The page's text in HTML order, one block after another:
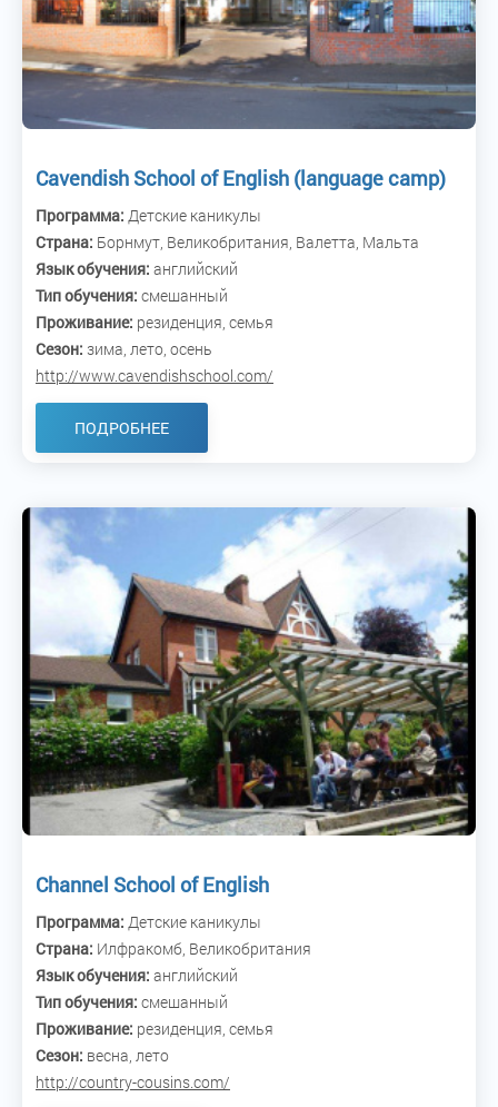
Cavendish School of English (language camp)
Программа: Детские каникулы
Страна: Борнмут, Великобритания, Валетта, Мальта
Язык обучения: английский
Тип обучения: смешанный
Проживание: резиденция, семья
Сезон: зима, лето, осень
http://www.cavendishschool.com/
ПОДРОБНЕЕ
Channel School of English
Программа: Детские каникулы
Страна: Илфракомб, Великобритания
Язык обучения: английский
Тип обучения: смешанный
Проживание: резиденция, семья
Сезон: весна, лето
http://country-cousins.com/